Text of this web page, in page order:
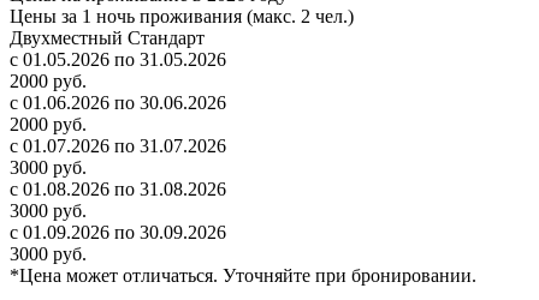
Цены за 1 ночь проживания (макс. 2 чел.)
Двухместный Стандарт
с 01.05.2026 по 31.05.2026
2000 руб.
с 01.06.2026 по 30.06.2026
2000 руб.
с 01.07.2026 по 31.07.2026
3000 руб.
с 01.08.2026 по 31.08.2026
3000 руб.
с 01.09.2026 по 30.09.2026
3000 руб.
*Цена может отличаться. Уточняйте при бронировании.